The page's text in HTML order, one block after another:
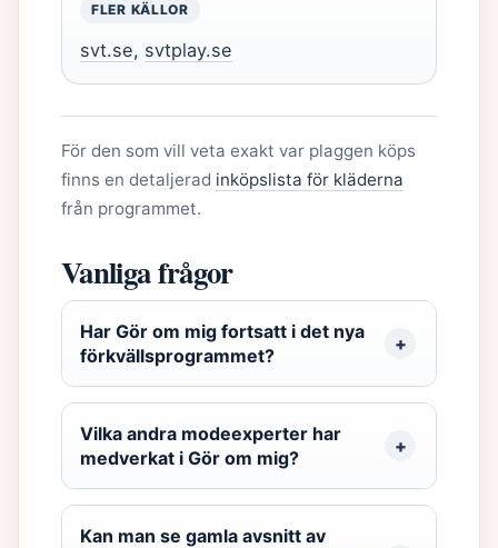
FLER KÄLLOR
svt.se, svtplay.se
För den som vill veta exakt var plaggen köps
finns en detaljerad inköpslista för kläderna
från programmet.
Vanliga frågor
Har Gör om mig fortsatt i det nya
förkvällsprogrammet?
Vilka andra modeexperter har
medverkat i Gör om mig?
Kan man se gamla avsnitt av